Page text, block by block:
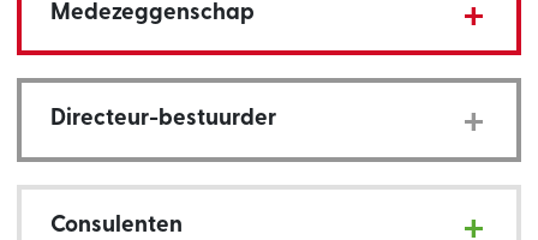
Medezeggenschap
Directeur-bestuurder
Consulenten